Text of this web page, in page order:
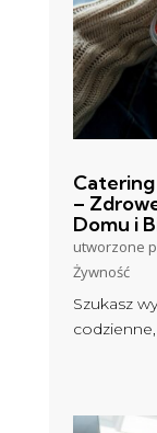
–
Domu i
utworzone
Żywność
Szukasz